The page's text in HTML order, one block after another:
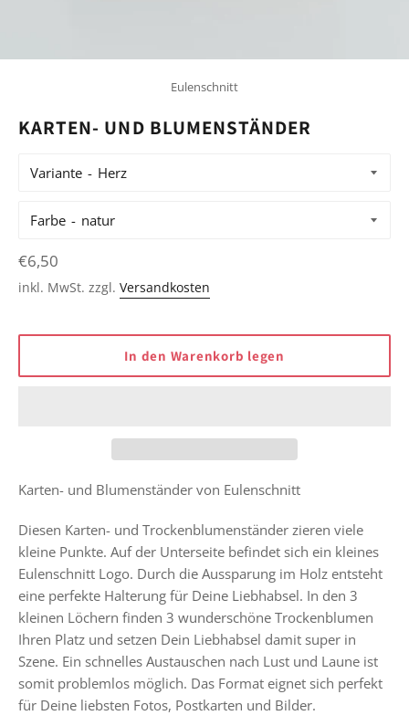
Eulenschnitt
KARTEN- UND BLUMENSTÄNDER
Variante
Farbe
Normaler
Preis
€6,50
inkl. MwSt. zzgl. Versandkosten
In den Warenkorb legen
Karten- und Blumenständer von Eulenschnitt
Diesen Karten- und Trockenblumenständer zieren viele
kleine Punkte. Auf der Unterseite befindet sich ein kleines
Eulenschnitt Logo. Durch die Aussparung im Holz entsteht
eine perfekte Halterung für Deine Liebhabsel. In den 3
kleinen Löchern finden 3 wunderschöne Trockenblumen
Ihren Platz und setzen Dein Liebhabsel damit super in
Szene. Ein schnelles Austauschen nach Lust und Laune ist
somit problemlos möglich. Das Format eignet sich perfekt
für Deine liebsten Fotos, Postkarten und Bilder.